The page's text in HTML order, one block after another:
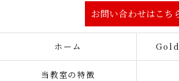
お問い合わせはこち
ホーム
当教室の特徴